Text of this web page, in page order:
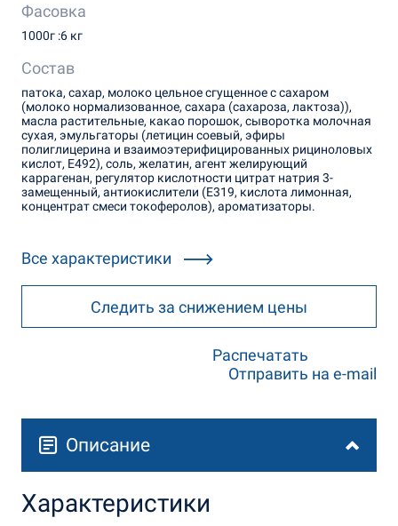
Фасовка
1000г :6 кг
Состав
патока, сахар, молоко цельное сгущенное с сахаром
(молоко нормализованное, сахара (сахароза, лактоза)),
масла растительные, какао порошок, сыворотка молочная
сухая, эмульгаторы (летицин соевый, эфиры
полиглицерина и взаимоэтерифицированных рициноловых
кислот, Е492), соль, желатин, агент желирующий
каррагенан, регулятор кислотности цитрат натрия 3-
замещенный, антиокислители (Е319, кислота лимонная,
концентрат смеси токоферолов), ароматизаторы.
Все характеристики
Следить за снижением цены
Распечатать
Отправить на e-mail
Описание
Характеристики